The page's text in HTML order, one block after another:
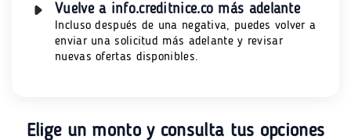
Vuelve a info.creditnice.co más adelante
Incluso después de una negativa, puedes volver a
enviar una solicitud más adelante y revisar
nuevas ofertas disponibles.
Elige un monto y consulta tus opciones